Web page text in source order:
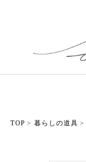
TOP 暮らしの道具